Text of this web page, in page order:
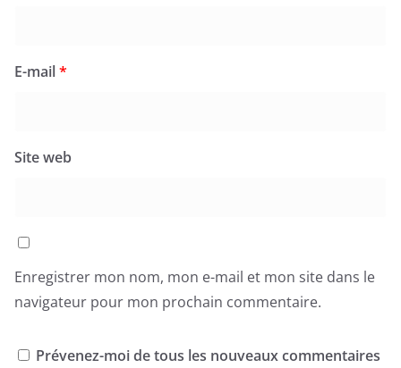
E-mail*
Site web
Enregistrer mon nom, mon e-mail et mon site dans le
navigateur pour mon prochain commentaire.
Prévenez-moi de tous les nouveaux commentaires